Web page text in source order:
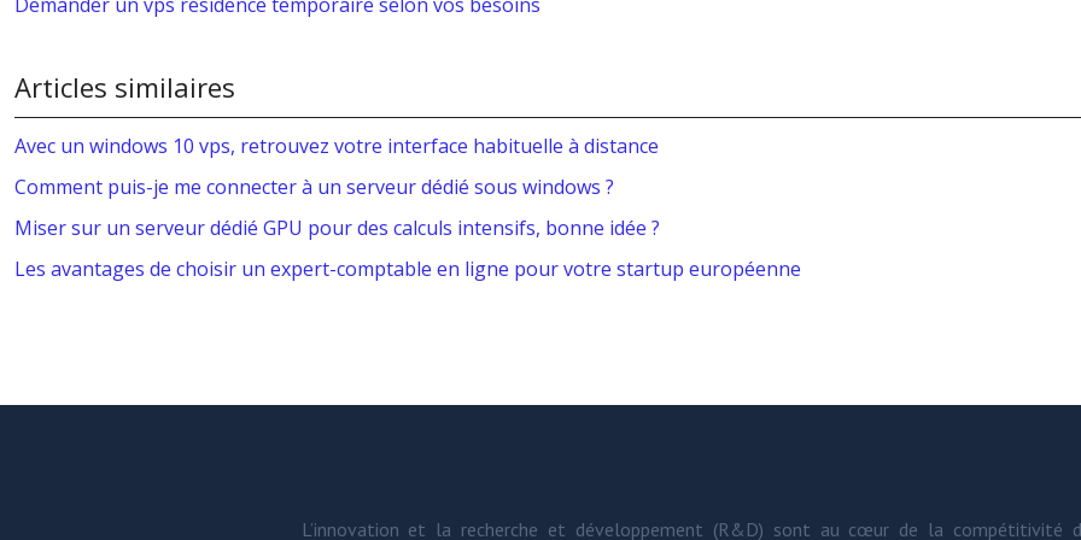
Articles similaires
Avec un windows 10 vps, retrouvez votre interface habituelle à distance
Comment puis-je me connecter à un serveur dédié sous windows ?
Miser sur un serveur dédié GPU pour des calculs intensifs, bonne idée ?
Les avantages de choisir un expert-comptable en ligne pour votre startup européenne
L’innovation et la recherche et développement (R&D) sont au cœur de la compétitivité